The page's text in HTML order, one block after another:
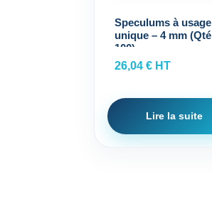
Speculums à usage
unique – 4 mm (Qté
100)
26,04 € HT
Lire la suite